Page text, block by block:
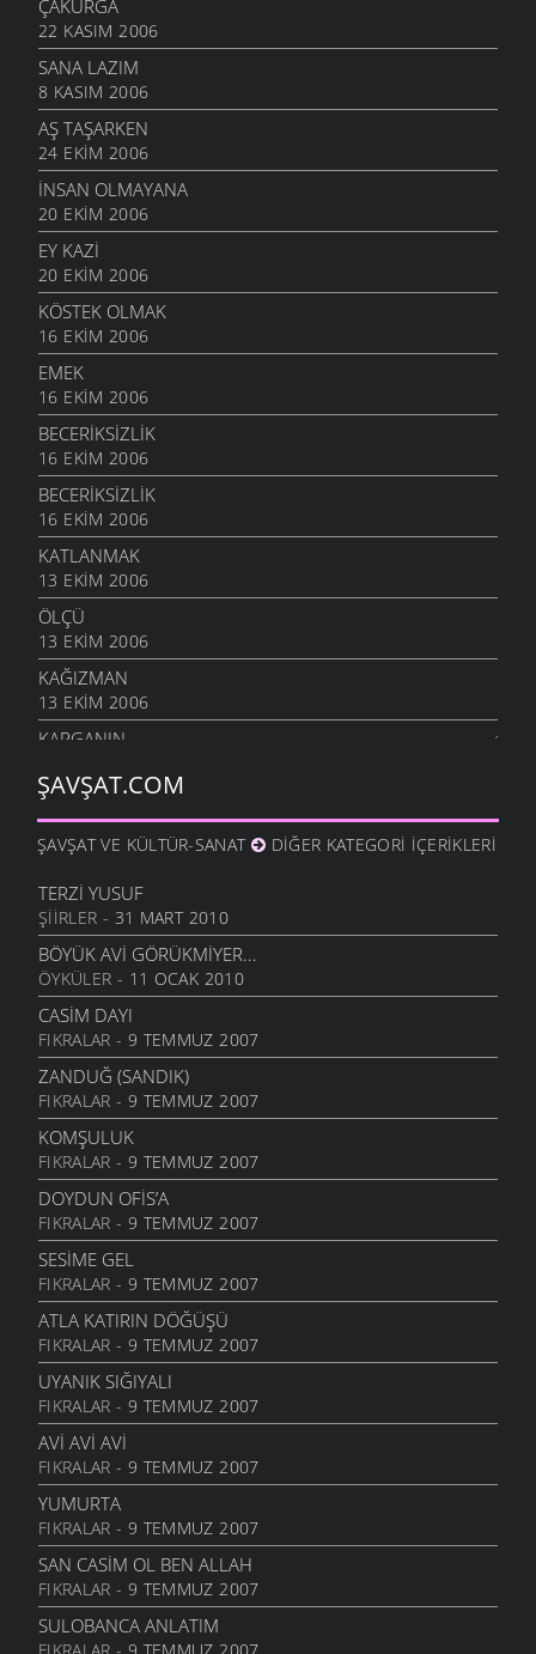
ÇAKÜRGA
22 KASIM 2006
SANA LAZIM
8 KASIM 2006
AŞ TAŞARKEN
24 EKIM 2006
İNSAN OLMAYANA
20 EKIM 2006
EY KAZI
20 EKIM 2006
KÖSTEK OLMAK
16 EKIM 2006
EMEK
16 EKIM 2006
BECERIKSIZLIK
16 EKIM 2006
BECERIKSIZLIK
16 EKIM 2006
KATLANMAK
13 EKIM 2006
ÖLÇÜ
13 EKIM 2006
KAĞIZMAN
13 EKIM 2006
KARGANIN
SIÇANDAN DOĞAN
7 EKIM 2006
URUSUN BEŞ KAPIKI
7 EKIM 2006
HARMANA GIREN
7 EKIM 2006
OTARDIĞIM DANA
7 EKIM 2006
HEM HIZAN
6 EKIM 2006
SIZDE
13 EYLÜL 2006
KIZ
12 EYLÜL 2006
KAÇKÇA
25 AĞUSTOS 2006
QAYIŞA SOR
25 AĞUSTOS 2006
BINAN XAM ZANMIŞ
25 AĞUSTOS 2006
KIMIN
25 AĞUSTOS 2006
İBDIN ETMA
25 AĞUSTOS 2006
GOTUNA BAHMIYER
25 AĞUSTOS 2006
SIYASILERE ITHAF
22 AĞUSTOS 2006
ŞAVŞAT.COM
ŞAVŞAT VE KÜLTÜR-SANAT DIĞER KATEGORI İÇERIKLERI
TERZI YUSUF
ŞIIRLER - 31 MART 2010
BÖYÜK AVI GÖRÜKMIYER...
ÖYKÜLER - 11 OCAK 2010
CASIM DAYI
FIKRALAR - 9 TEMMUZ 2007
ZANDUĞ (SANDIK)
FIKRALAR - 9 TEMMUZ 2007
KOMŞULUK
FIKRALAR - 9 TEMMUZ 2007
DOYDUN OFIS’A
FIKRALAR - 9 TEMMUZ 2007
SESIME GEL
FIKRALAR - 9 TEMMUZ 2007
ATLA KATIRIN DÖĞÜŞÜ
FIKRALAR - 9 TEMMUZ 2007
UYANIK SIĞIYALI
FIKRALAR - 9 TEMMUZ 2007
AVI AVI AVI
FIKRALAR - 9 TEMMUZ 2007
YUMURTA
FIKRALAR - 9 TEMMUZ 2007
SAN CASIM OL BEN ALLAH
FIKRALAR - 9 TEMMUZ 2007
SULOBANCA ANLATIM